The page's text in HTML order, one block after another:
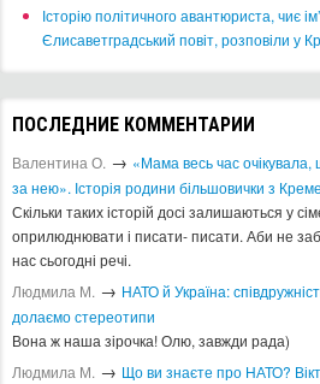
Історію політичного авантюриста, чиє
Єлисаветградський повіт, розповіли у
ПОСЛЕДНИЕ КОММЕНТАРИИ
Валентина О. → «Мама весь час
за нею». Історія родини більшовички з
Скільки таких історій досі залишаються у
оприлюднювати і писати- писати. Аби не
нас сьогодні речі.
Людмила М. → ​НАТО й Україна:
долаємо стереотипи
Вона ж наша зірочка! Олю, завжди рада)
Людмила М. → Що ви знаєте про НАТО?